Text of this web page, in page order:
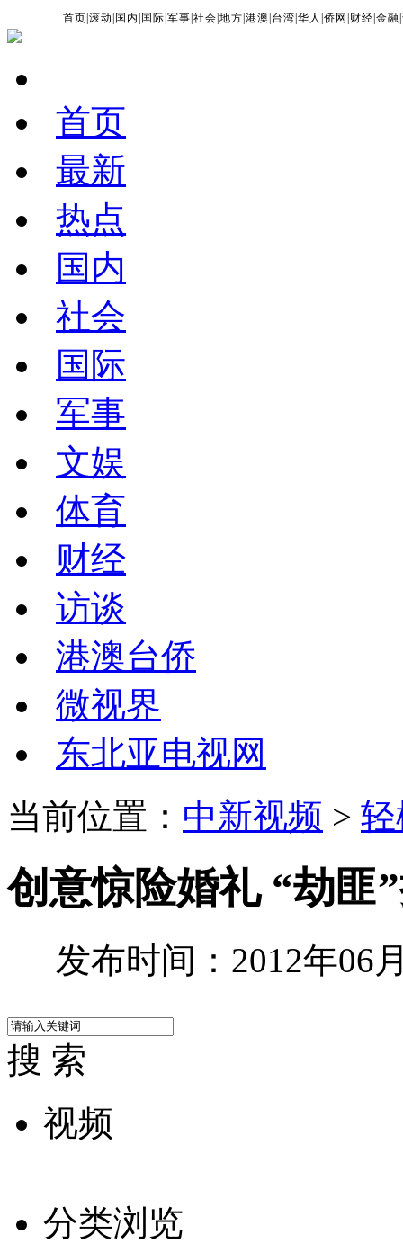
首页 |滚动 国内 国际 |军事 |社会 |地方 |港澳 台湾 |华人 |侨网 财经 |金融 |
首页
最新
热点
国内
社会
国际
军事
文娱
体育
财经
访谈
港澳台侨
微视界
东北亚电视网
当前位置： 中新视频 >
创意惊险婚礼 “劫匪
发布时间：2012年06
搜 索
视频
分类浏览